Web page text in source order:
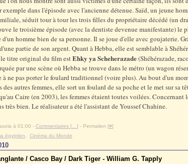
exemple dans l'épisode avec l'ancienne détenue. Saïd, un jeune
séduit tour à tour les trois filles du propriétaire décédé (un
le troisième épisode (avec la dentiste devenue manifestante) le
d'un homme bien de sa personne. Il se joue d'elle avec goujaterie.
partie de son argent. Quant à Hebba, elle est semblable à
titre original du film estEhky ya Scheherazade(Shéhérazade,
par une scène où Hebba se trouve dans le métro (un wagon
à ne pas porter le foulard traditionnel (voire plus). Au bout d'un
des autres femmes, elle sort un foulard de sa poche et le met sur sa
Caire (en 2003), les femmes étaient toutes voilées.
très bien. Le réalisateur a été l'assistant de Youssef Chahine.
à 01:00 - Commentaires [ ] - Permalien [#]
égyptien Cinéma du Monde
/ Casco Bay / Dark Tiger - William G. Tapply